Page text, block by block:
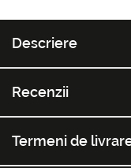
Descriere
Recenzii
Termeni de